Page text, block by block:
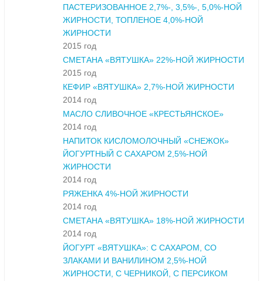
ПАСТЕРИЗОВАННОЕ 2,7%-, 3,5%-, 5,0%-НОЙ
ЖИРНОСТИ, ТОПЛЕНОЕ 4,0%-НОЙ
ЖИРНОСТИ
2015 год
СМЕТАНА «ВЯТУШКА» 22%-НОЙ ЖИРНОСТИ
2015 год
КЕФИР «ВЯТУШКА» 2,7%-НОЙ ЖИРНОСТИ
2014 год
МАСЛО СЛИВОЧНОЕ «КРЕСТЬЯНСКОЕ»
2014 год
НАПИТОК КИСЛОМОЛОЧНЫЙ «СНЕЖОК»
ЙОГУРТНЫЙ С САХАРОМ 2,5%-НОЙ
ЖИРНОСТИ
2014 год
РЯЖЕНКА 4%-НОЙ ЖИРНОСТИ
2014 год
СМЕТАНА «ВЯТУШКА» 18%-НОЙ ЖИРНОСТИ
2014 год
ЙОГУРТ «ВЯТУШКА»: С САХАРОМ, СО
ЗЛАКАМИ И ВАНИЛИНОМ 2,5%-НОЙ
ЖИРНОСТИ, С ЧЕРНИКОЙ, С ПЕРСИКОМ